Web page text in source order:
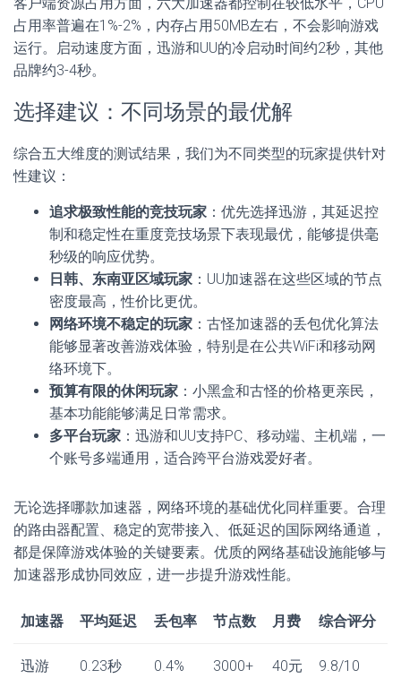
客户端资源占用方面，六大加速器都控制在较低水平，CPU
占用率普遍在1%-2%，内存占用50MB左右，不会影响游戏
运行。启动速度方面，迅游和UU的冷启动时间约2秒，其他
品牌约3-4秒。
选择建议：不同场景的最优解
综合五大维度的测试结果，我们为不同类型的玩家提供针对
性建议：
追求极致性能的竞技玩家 ：优先选择迅游，其延迟控
制和稳定性在重度竞技场景下表现最优，能够提供毫
秒级的响应优势。
日韩、东南亚区域玩家 ：UU加速器在这些区域的节点
密度最高，性价比更优。
网络环境不稳定的玩家 ：古怪加速器的丢包优化算法
能够显著改善游戏体验，特别是在公共WiFi和移动网
络环境下。
预算有限的休闲玩家 ：小黑盒和古怪的价格更亲民，
基本功能能够满足日常需求。
多平台玩家 ：迅游和UU支持PC、移动端、主机端，一
个账号多端通用，适合跨平台游戏爱好者。
无论选择哪款加速器，网络环境的基础优化同样重要。合理
的路由器配置、稳定的宽带接入、低延迟的国际网络通道，
都是保障游戏体验的关键要素。优质的网络基础设施能够与
加速器形成协同效应，进一步提升游戏性能。
加速器 平均延迟 丢包率 节点数 月费 综合评分
迅游 0.23秒 0.4% 3000+ 40元 9.8/10